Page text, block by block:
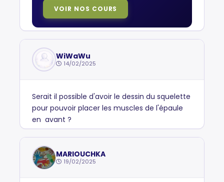
VOIR NOS COURS
WiWaWu
14/02/2025
Serait il possible d'avoir le dessin du squelette
pour pouvoir placer les muscles de l'épaule
en avant ?
MARIOUCHKA
19/02/2025